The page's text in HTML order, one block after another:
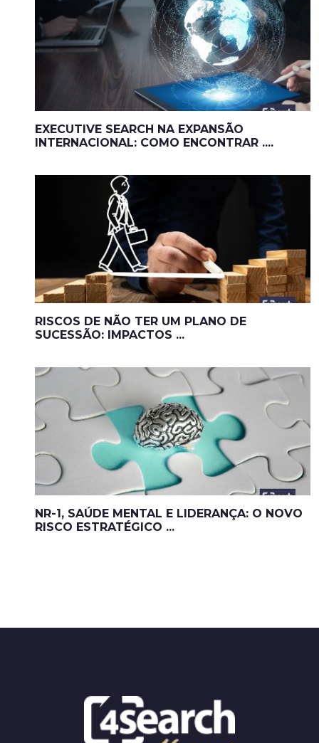
EXECUTIVE SEARCH NA EXPANSÃO
INTERNACIONAL: COMO ENCONTRAR ....
RISCOS DE NÃO TER UM PLANO DE
SUCESSÃO: IMPACTOS ...
NR-1, SAÚDE MENTAL E LIDERANÇA: O NOVO
RISCO ESTRATÉGICO ...